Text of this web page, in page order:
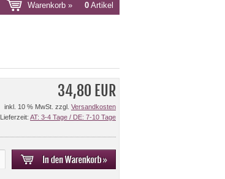
Warenkorb » 0 Artikel
34,80 EUR
inkl. 10 % MwSt. zzgl. Versandkosten
Lieferzeit: AT: 3-4 Tage / DE: 7-10 Tage